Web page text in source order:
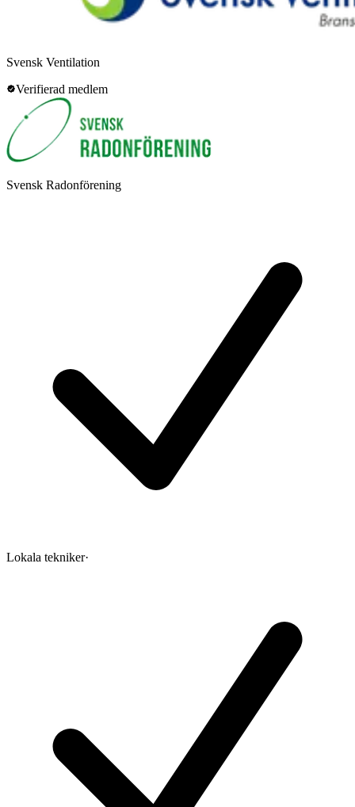
Svensk Ventilation
Verifierad medlem
Svensk Radonförening
Lokala tekniker·